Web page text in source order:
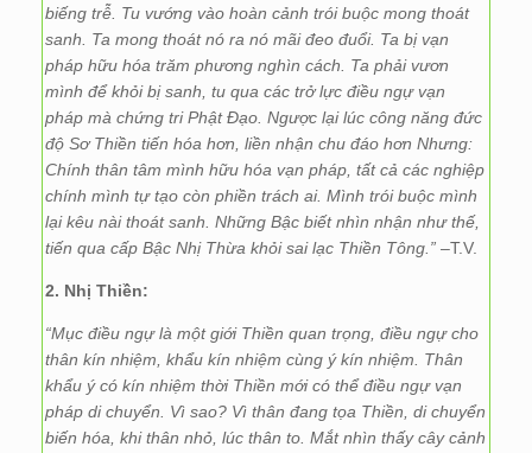
biếng trễ. Tu vướng vào hoàn cảnh trói buộc mong thoát
sanh. Ta mong thoát nó ra nó mãi đeo đuổi. Ta bị vạn
pháp hữu hóa trăm phương nghìn cách. Ta phải vươn
mình để khỏi bị sanh, tu qua các trở lực điều ngự vạn
pháp mà chứng tri Phật Đạo. Ngược lại lúc công năng đức
độ Sơ Thiền tiến hóa hơn, liền nhận chu đáo hơn Nhưng:
Chính thân tâm mình hữu hóa vạn pháp, tất cả các nghiệp
chính mình tự tạo còn phiền trách ai. Mình trói buộc mình
lại kêu nài thoát sanh. Những Bậc biết nhìn nhận như thế,
tiến qua cấp Bậc Nhị Thừa khỏi sai lạc Thiền Tông.” –T.V.
2. Nhị Thiền:
“Mục điều ngự là một giới Thiền quan trọng, điều ngự cho
thân kín nhiệm, khẩu kín nhiệm cùng ý kín nhiệm. Thân
khẩu ý có kín nhiệm thời Thiền mới có thể điều ngự vạn
pháp di chuyển. Vì sao? Vì thân đang tọa Thiền, di chuyển
biến hóa, khi thân nhỏ, lúc thân to. Mắt nhìn thấy cây cảnh